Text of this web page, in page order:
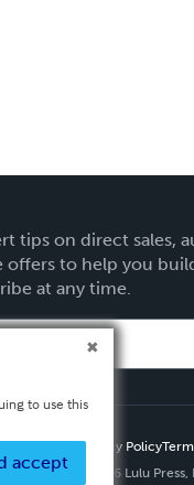
tips on direct sales,
offers to help you
at any time.
Privacy Policy
Copyright ©
2026 Lulu
to use this
accept